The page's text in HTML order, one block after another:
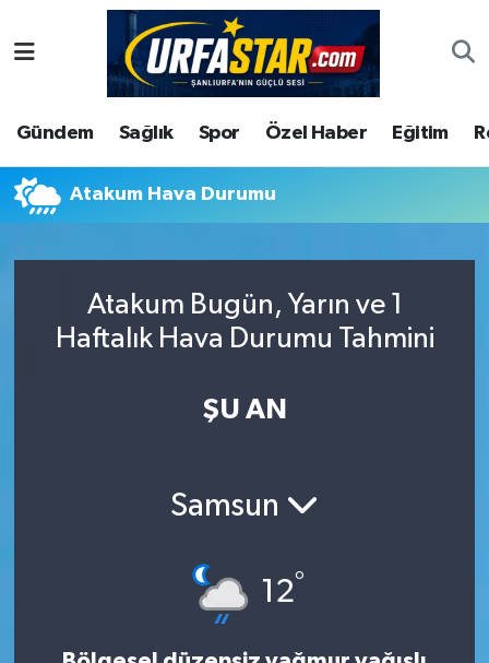
Gündem Sağlık Spor Özel Haber Eğitim
Atakum Hava Durumu
Atakum Bugün, Yarın ve 1
Haftalık Hava Durumu Tahmini
ŞU AN
Samsun
12°
ASAYİS
ÇEVRE
DUNYA
Ekonomi
Şanlıurfa Nöbetçi Eczaneler
Şanlıurfa Hava Durumu
Şanlıurfa Namaz Vakitleri
Süper Lig Puan Durumu ve Fikstür
Son Dakika Haberleri